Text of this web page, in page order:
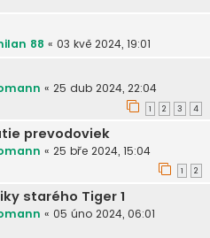
88 « 03 kvě 2024, 19:01
« 25 dub 2024, 22:04
1 2 3 4
prevodoviek
« 25 bře 2024, 15:04
1 2
starého Tiger 1
« 05 úno 2024, 06:01